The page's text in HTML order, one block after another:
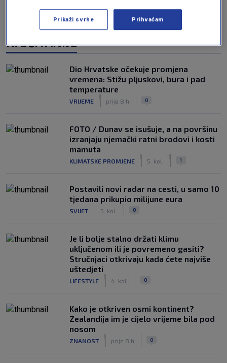
NAJČITANIJE
Dio Hrvatske očekuje promjena
vremena: Stižu pljuskovi, bura i pad
temperature
VRIJEME prije 8 h 0
FOTO / Dunav se isušuje, a na površinu
izranjaju njemački ratni brodovi i kosti
mamuta
KLIMATSKE PROMJENE 5. kol. 1
Postavili novi radar na cesti, u samo 10
tjedana prikupio milijune eura
SVIJET 5. kol. 0
Je li bolje stalno držati klimu
uključenom ili je povremeno gasiti?
Stručnjaci otkrivaju kada ćete najviše
uštedjeti
LIFESTYLE 4. kol. 0
Kako je otkriven osmi kontinent?
Zealandija im je cijelo vrijeme bila pod
nosom
ZNANOST prije 8 h 0
Prikaži svrhe Prihvaćam